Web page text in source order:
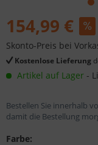
154,99 €
Skonto-Preis bei
Kostenlose Lieferung
Artikel auf Lager -
Bestellen Sie innerhalb
damit die Bestellung
Farbe: